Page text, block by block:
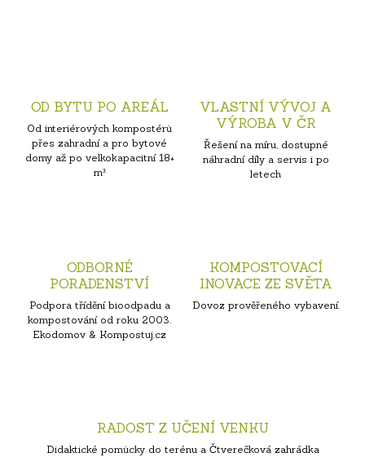
OD BYTU PO AREÁL
Od interiérových kompostérů
přes zahradní a pro bytové
domy až po velkokapacitní 18+
m³
VLASTNÍ VÝVOJ A
VÝROBA V ČR
Řešení na míru, dostupné
náhradní díly a servis i po
letech
ODBORNÉ
PORADENSTVÍ
Podpora třídění bioodpadu a
kompostování od roku 2003.
Ekodomov & Kompostuj.cz
KOMPOSTOVACÍ
INOVACE ZE SVĚTA
Dovoz prověřeného vybavení.
RADOST Z UČENÍ VENKU
Didaktické pomůcky do terénu a Čtverečková zahrádka